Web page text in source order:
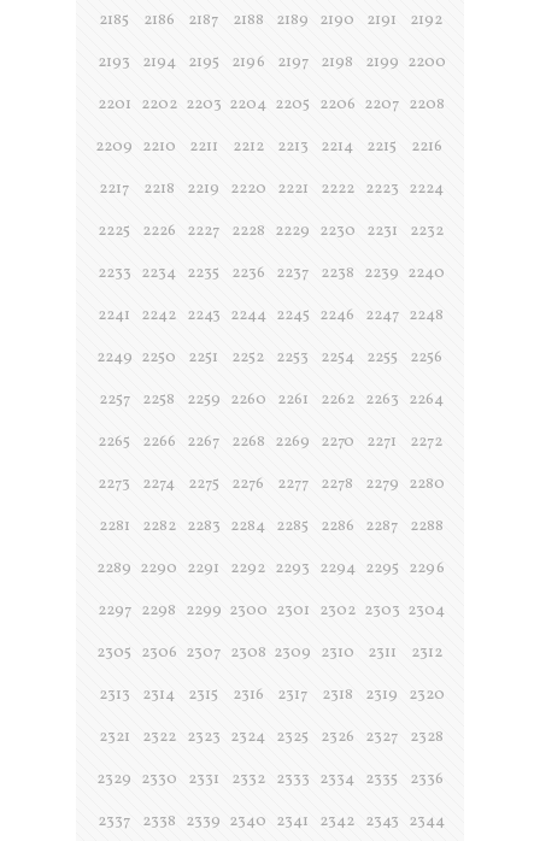
2185
2186 2187 2188 2189 2190 2191
2192
2193
2194 2195 2196 2197 2198 2199 2200
2201 2202 2203 2204 2205 2206 2207 2208
2209 2210 2211 2212 2213 2214 2215
2216
2217
2218 2219 2220 2221 2222 2223 2224
2225
2226 2227 2228 2229 2230 2231
2232
2233 2234 2235 2236 2237 2238 2239 2240
2241
2242 2243 2244 2245 2246 2247 2248
2249 2250 2251 2252 2253 2254 2255
2256
2257
2258 2259 2260 2261 2262 2263 2264
2265
2266 2267 2268 2269 2270 2271
2272
2273
2274 2275 2276 2277 2278 2279 2280
2281
2282 2283 2284 2285 2286 2287
2288
2289 2290 2291 2292 2293 2294 2295 2296
2297 2298 2299 2300 2301 2302 2303 2304
2305 2306 2307 2308 2309 2310 2311
2312
2313
2314 2315 2316 2317 2318 2319
2320
2321
2322 2323 2324 2325 2326 2327
2328
2329 2330 2331 2332 2333 2334 2335
2336
2337
2338 2339 2340 2341 2342 2343 2344